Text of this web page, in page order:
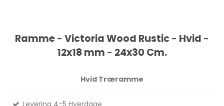
Ramme - Victoria Wood Rustic - Hvid -
12x18 mm - 24x30 Cm.
Hvid Træramme
Levering 4-5 Hverdage